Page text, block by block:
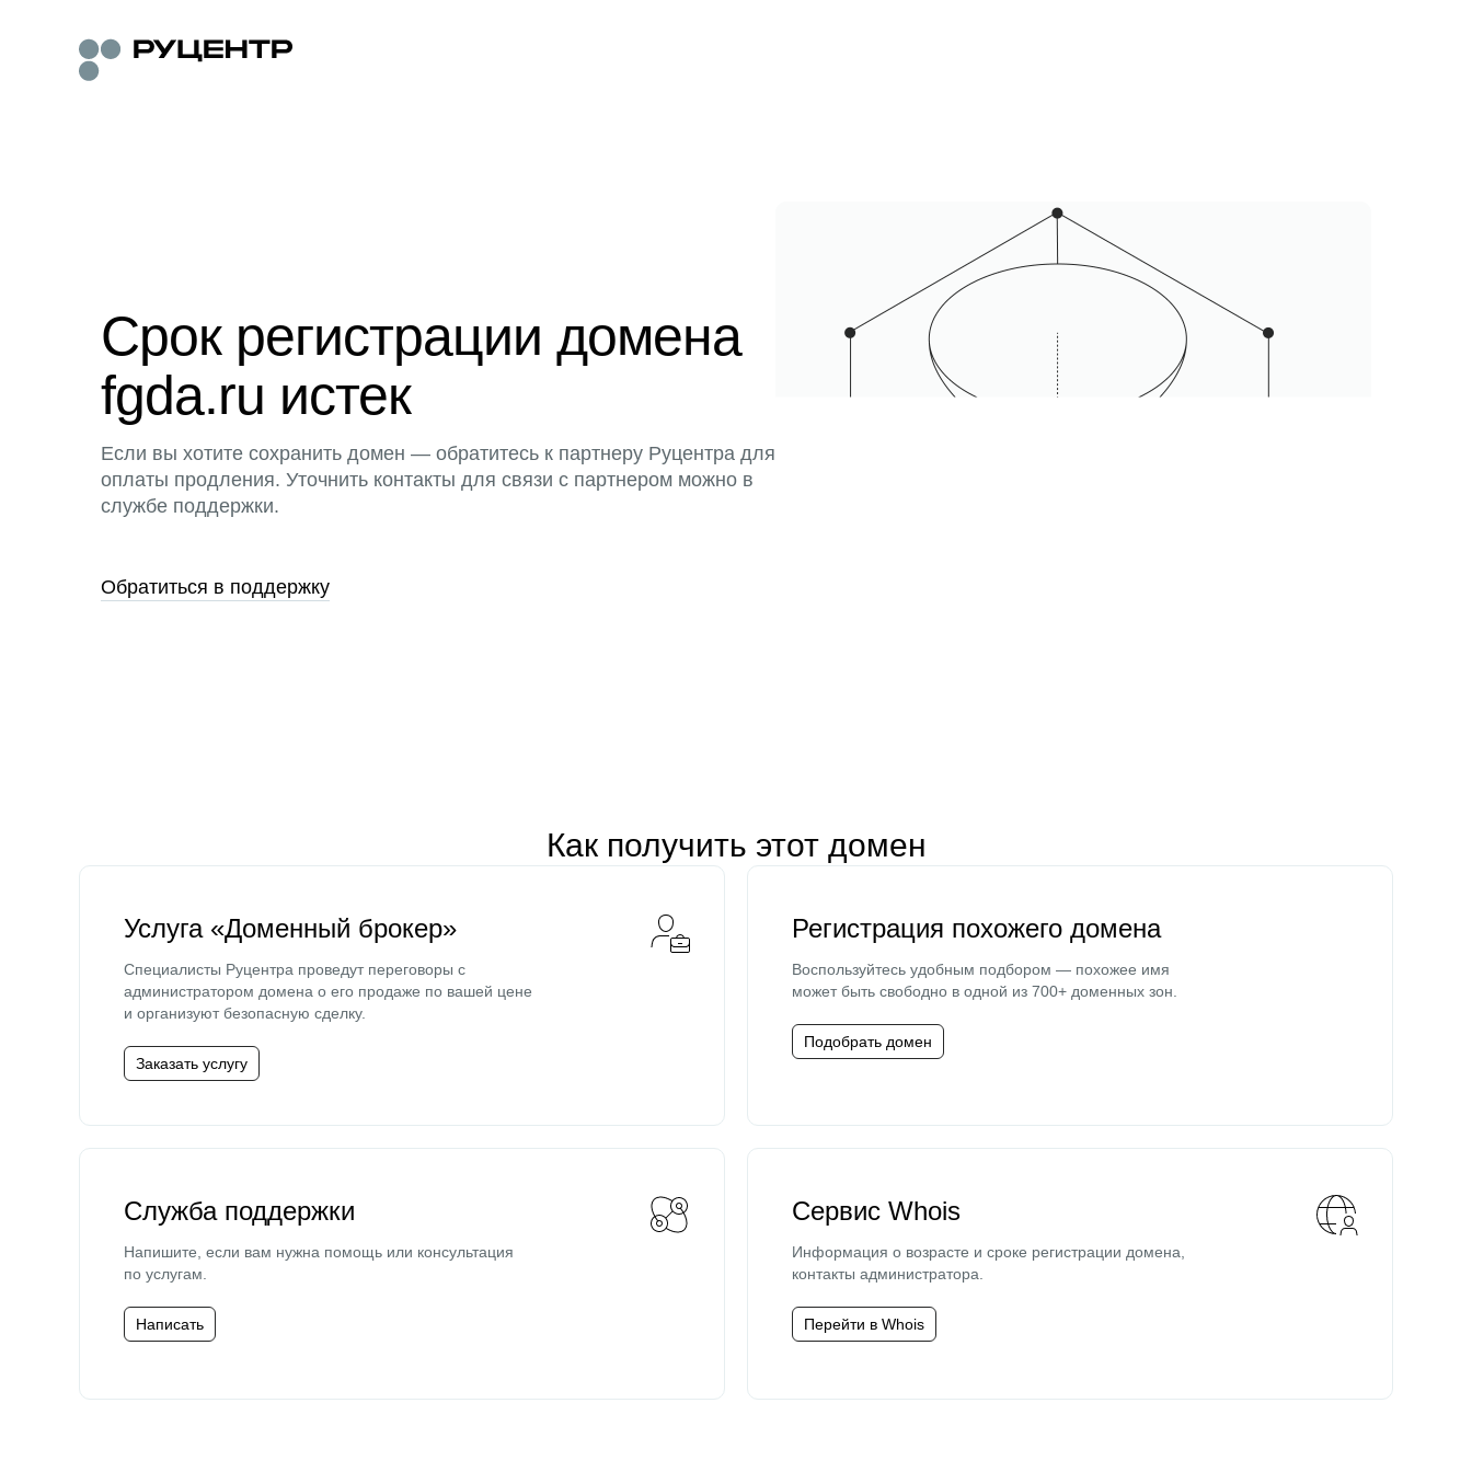
Срок регистрации домена
fgda.ru истек
Если вы хотите сохранить домен — обратитесь к партнеру Руцентра для
оплаты продления. Уточнить контакты для связи с партнером можно в
службе поддержки.
Обратиться в поддержку
Как получить этот домен
Услуга «Доменный брокер»
Специалисты Руцентра проведут переговоры с
администратором домена о его продаже по вашей цене
и организуют безопасную сделку.
Заказать услугу
Регистрация похожего домена
Воспользуйтесь удобным подбором — похожее имя
может быть свободно в одной из 700+ доменных зон.
Подобрать домен
Служба поддержки
Напишите, если вам нужна помощь или консультация
по услугам.
Написать
Сервис Whois
Информация о возрасте и сроке регистрации домена,
контакты администратора.
Перейти в Whois